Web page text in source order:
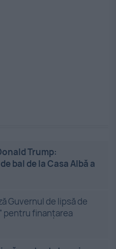
Trump:
bal de la Casa Albă a
Guvernul de lipsă de
pentru finanțarea